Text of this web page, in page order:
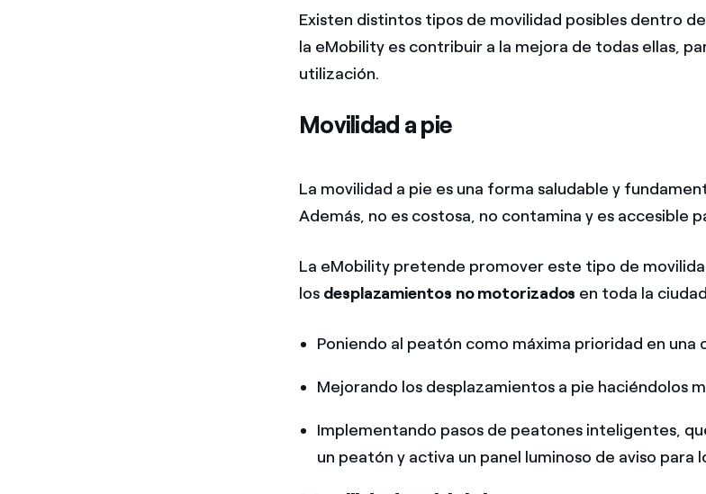
Existen distintos tipos de movilidad posibles dentro
la eMobility es contribuir a la mejora de todas ellas,
utilización.
Movilidad a pie
La movilidad a pie es una forma saludable y
Además, no es costosa, no contamina y es accesible
La eMobility pretende promover este tipo de
los desplazamientos no motorizados en toda la
Poniendo al peatón como máxima prioridad en una
Mejorando los desplazamientos a pie haciéndolos
Implementando pasos de peatones inteligentes,
un peatón y activa un panel luminoso de aviso para